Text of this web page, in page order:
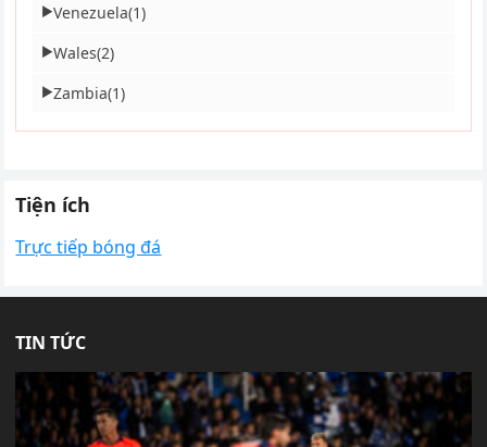
▶Venezuela(1)
▶Wales(2)
▶Zambia(1)
Tiện ích
Trực tiếp bóng đá
TIN TỨC